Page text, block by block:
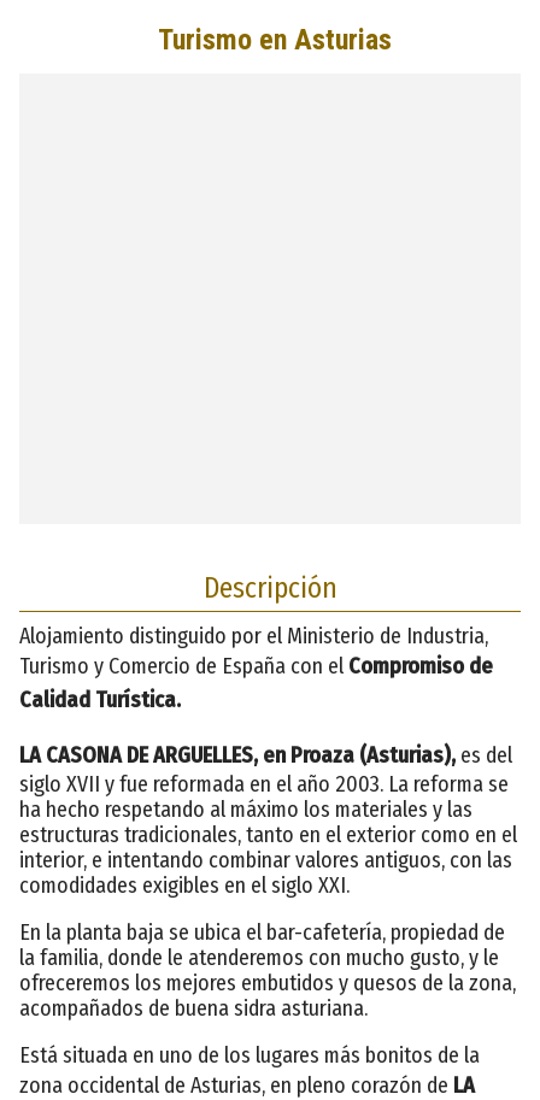
Descripción
Alojamiento distinguido por el Ministerio de Industria,
Turismo y Comercio de España con el Compromiso de
Calidad Turística.
LA CASONA DE ARGUELLES, en Proaza (Asturias), es del
siglo XVII y fue reformada en el año 2003. La reforma se
ha hecho respetando al máximo los materiales y las
estructuras tradicionales, tanto en el exterior como en el
interior, e intentando combinar valores antiguos, con las
comodidades exigibles en el siglo XXI.
En la planta baja se ubica el bar-cafetería, propiedad de
la familia, donde le atenderemos con mucho gusto, y le
ofreceremos los mejores embutidos y quesos de la zona,
acompañados de buena sidra asturiana.
Está situada en uno de los lugares más bonitos de la
zona occidental de Asturias, en pleno corazón de LA